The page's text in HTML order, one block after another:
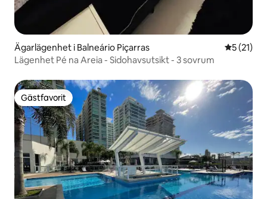
Ägarlägenhet i Balneário Piçarras 5 av 5 i
5 (21)
Lägenhet Pé na Areia - Sidohavsutsikt - 3 sovrum
Gästfavorit
Gästfavorit